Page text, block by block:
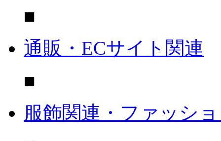
■
通販・ECサイト関連
■
服飾関連・ファッシ